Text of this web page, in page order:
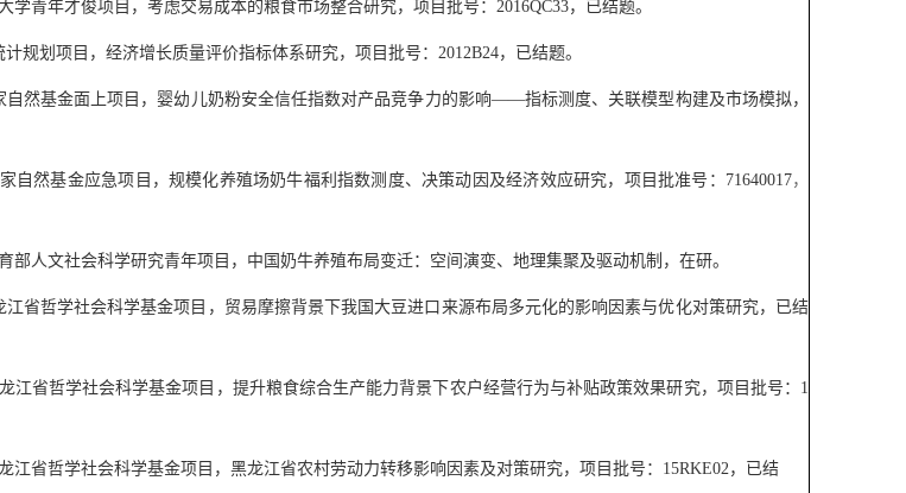
学青年才俊项目，考虑交易成本的粮食市场整合研究，项目批号： 2016QC33，已结题。
计规划项目，经济增长质量评价指标体系研究，项目批号： 2012B24，已结题。
自然基金面上项目，婴幼儿奶粉安全信任指数对产品竞争力的影响——指标测度、关联模型构建及市场模拟，
自然基金应急项目， 规模化养殖场奶牛福利指数测度、决策动因及经济效应研究， 项目批准号： 71640017，
部人文社会科学研究青年项目，中国奶牛养殖布局变迁：空间演变、地理集聚及驱动机制，在研。
江省哲学社会科学基金项目，贸易摩擦背景下我国大豆进口来源布局多元化的影响因素与优化对策研究，已结
江省哲学社会科学基金项目，提升粮食综合生产能力背景下农户经营行为与补贴政策效果研究，项目批号： 1
江省哲学社会科学基金项目，黑龙江省农村劳动力转移影响因素及对策研究，项目批号： 15RKE02，已结